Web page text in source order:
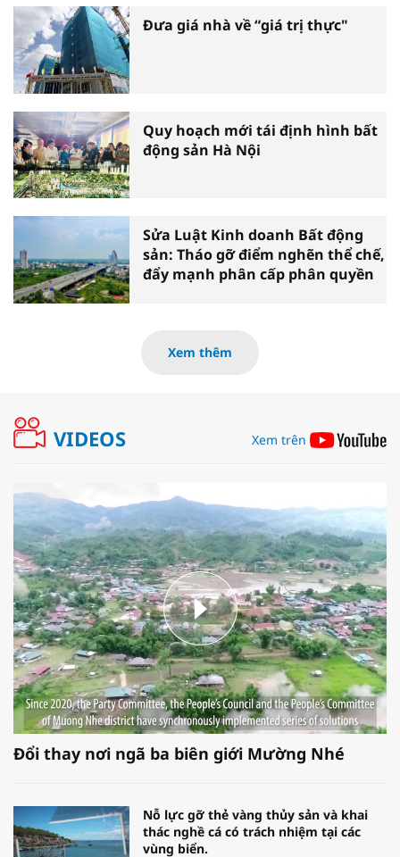
Đưa giá nhà về “giá trị thực"
Quy hoạch mới tái định hình bất
động sản Hà Nội
Sửa Luật Kinh doanh Bất động
sản: Tháo gỡ điểm nghẽn thể chế,
đẩy mạnh phân cấp phân quyền
Xem thêm
VIDEOS Xem trên
Đổi thay nơi ngã ba biên giới Mường Nhé
Nỗ lực gỡ thẻ vàng thủy sản và khai
thác nghề cá có trách nhiệm tại các
vùng biển.